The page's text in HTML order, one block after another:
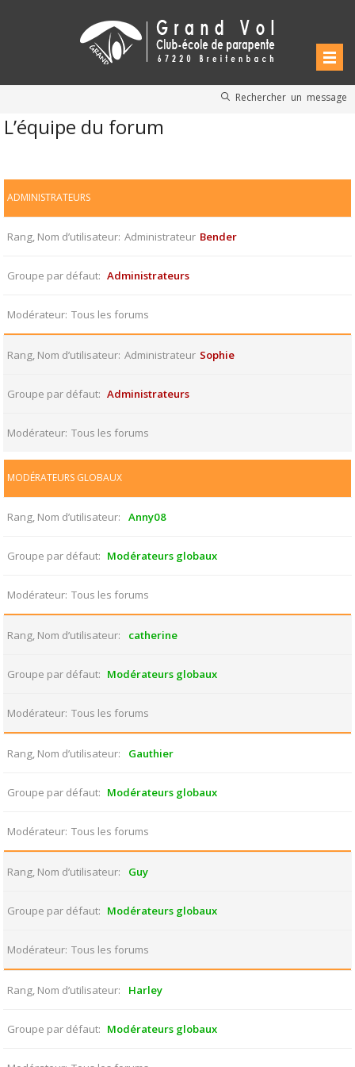
Rechercher un message
L’équipe du forum
ADMINISTRATEURS
Rang, Nom d’utilisateur Administrateur Bender
Groupe par défaut Administrateurs
Modérateur Tous les forums
Rang, Nom d’utilisateur Administrateur Sophie
Groupe par défaut Administrateurs
Modérateur Tous les forums
MODÉRATEURS GLOBAUX
Rang, Nom d’utilisateur Anny08
Groupe par défaut Modérateurs globaux
Modérateur Tous les forums
Rang, Nom d’utilisateur catherine
Groupe par défaut Modérateurs globaux
Modérateur Tous les forums
Rang, Nom d’utilisateur Gauthier
Groupe par défaut Modérateurs globaux
Modérateur Tous les forums
Rang, Nom d’utilisateur Guy
Groupe par défaut Modérateurs globaux
Modérateur Tous les forums
Rang, Nom d’utilisateur Harley
Groupe par défaut Modérateurs globaux